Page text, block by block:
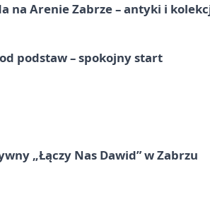
na Arenie Zabrze – antyki i
podstaw – spokojny start
„Łączy Nas Dawid” w Zabrzu